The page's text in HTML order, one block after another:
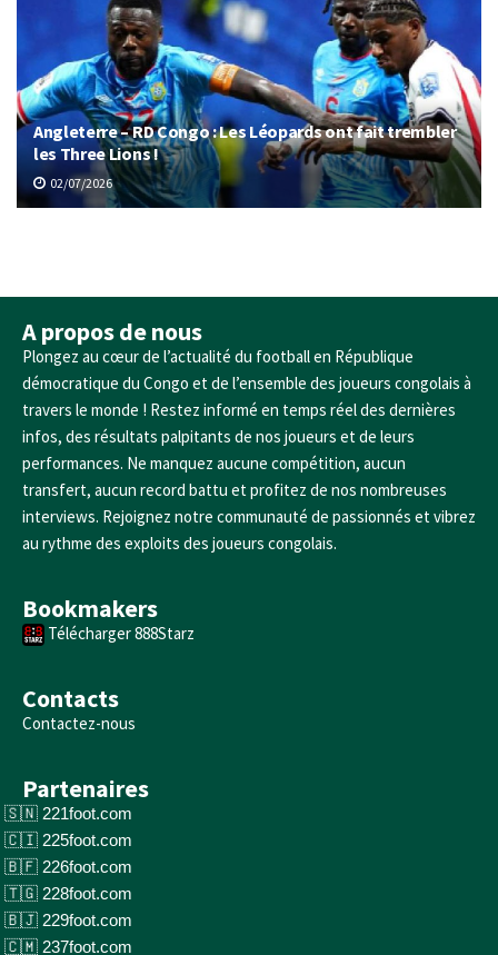
Angleterre – RD Congo : Les Léopards ont fait trembler
les Three Lions !
02/07/2026
A propos de nous
Plongez au cœur de l’actualité du football en République
démocratique du Congo et de l’ensemble des joueurs congolais à
travers le monde ! Restez informé en temps réel des dernières
infos, des résultats palpitants de nos joueurs et de leurs
performances. Ne manquez aucune compétition, aucun
transfert, aucun record battu et profitez de nos nombreuses
interviews. Rejoignez notre communauté de passionnés et vibrez
au rythme des exploits des joueurs congolais.
Bookmakers
Télécharger 888Starz
Contacts
Contactez-nous
Partenaires
221foot.com
225foot.com
226foot.com
228foot.com
229foot.com
237foot.com